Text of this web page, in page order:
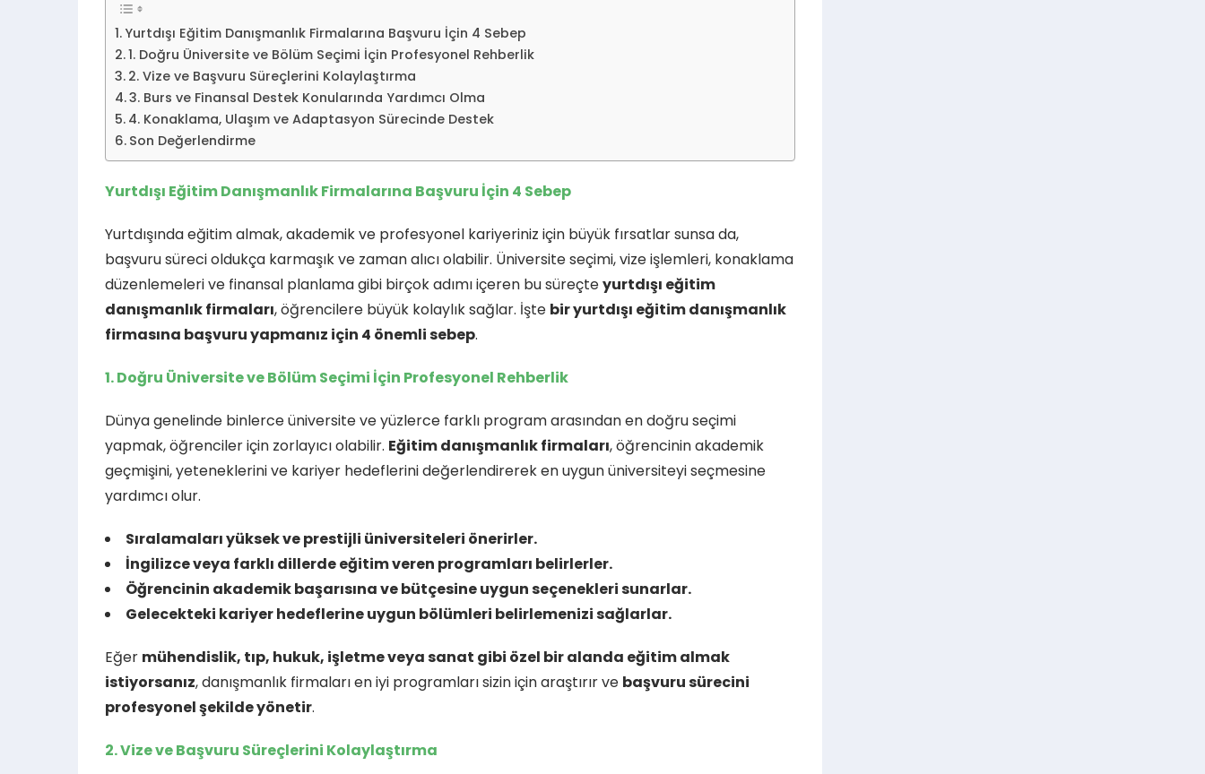
Yurtdışı Eğitim Danışmanlık Firmalarına Başvuru İçin 4 Sebep
1. Doğru Üniversite ve Bölüm Seçimi İçin Profesyonel Rehberlik
2. Vize ve Başvuru Süreçlerini Kolaylaştırma
3. Burs ve Finansal Destek Konularında Yardımcı Olma
4. Konaklama, Ulaşım ve Adaptasyon Sürecinde Destek
Son Değerlendirme
Yurtdışı Eğitim Danışmanlık Firmalarına Başvuru İçin 4 Sebep
Yurtdışında eğitim almak, akademik ve profesyonel kariyeriniz için büyük fırsatlar sunsa da,
başvuru süreci oldukça karmaşık ve zaman alıcı olabilir. Üniversite seçimi, vize işlemleri, konaklama
düzenlemeleri ve finansal planlama gibi birçok adımı içeren bu süreçteyurtdışı eğitim
danışmanlık firmaları, öğrencilere büyük kolaylık sağlar. İşte bir yurtdışı eğitim danışmanlık
firmasına başvuru yapmanız için 4 önemli sebep.
1. Doğru Üniversite ve Bölüm Seçimi İçin Profesyonel Rehberlik
Dünya genelinde binlerce üniversite ve yüzlerce farklı program arasından en doğru seçimi
yapmak, öğrenciler için zorlayıcı olabilir. Eğitim danışmanlık firmaları, öğrencinin akademik
geçmişini, yeteneklerini ve kariyer hedeflerini değerlendirerek en uygun üniversiteyi seçmesine
yardımcı olur.
Sıralamaları yüksek ve prestijli üniversiteleri önerirler.
İngilizce veya farklı dillerde eğitim veren programları belirlerler.
Öğrencinin akademik başarısına ve bütçesine uygun seçenekleri sunarlar.
Gelecekteki kariyer hedeflerine uygun bölümleri belirlemenizi sağlarlar.
Eğer mühendislik, tıp, hukuk, işletme veya sanat gibi özel bir alanda eğitim almak
istiyorsanız, danışmanlık firmaları en iyi programları sizin için araştırır ve başvuru sürecini
profesyonel şekilde yönetir.
2. Vize ve Başvuru Süreçlerini Kolaylaştırma